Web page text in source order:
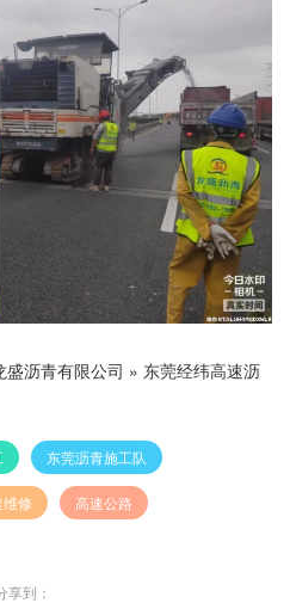
盛沥青有限公司 » 东莞经纬高速沥
东莞沥青施工队
修 高速公路
享到：